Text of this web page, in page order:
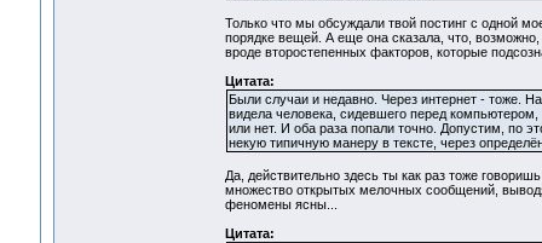
Только что мы обсуждали твой постинг с одной
порядке вещей. А еще она сказала, что,
вроде второстепенных факторов, которые
Цитата:
Были случаи и недавно. Через интернет - тоже.
видела человека, сидевшего перед
или нет. И оба раза попали точно. Допустим, по
некую типичную манеру в тексте, через
Да, действительно здесь ты как раз тоже
множество открытых мелочных сообщений,
феномены ясны...
Цитата: